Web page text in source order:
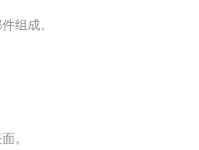
组成。
。